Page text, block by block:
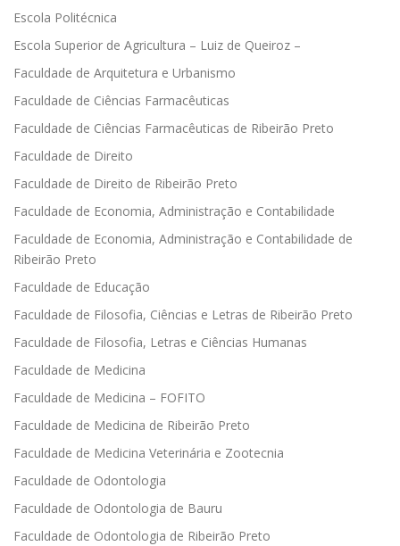
Escola Politécnica
Escola Superior de Agricultura – Luiz de Queiroz –
Faculdade de Arquitetura e Urbanismo
Faculdade de Ciências Farmacêuticas
Faculdade de Ciências Farmacêuticas de Ribeirão Preto
Faculdade de Direito
Faculdade de Direito de Ribeirão Preto
Faculdade de Economia, Administração e Contabilidade
Faculdade de Economia, Administração e Contabilidade de
Ribeirão Preto
Faculdade de Educação
Faculdade de Filosofia, Ciências e Letras de Ribeirão Preto
Faculdade de Filosofia, Letras e Ciências Humanas
Faculdade de Medicina
Faculdade de Medicina – FOFITO
Faculdade de Medicina de Ribeirão Preto
Faculdade de Medicina Veterinária e Zootecnia
Faculdade de Odontologia
Faculdade de Odontologia de Bauru
Faculdade de Odontologia de Ribeirão Preto